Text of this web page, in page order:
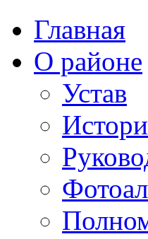
Главная
О районе
Устав